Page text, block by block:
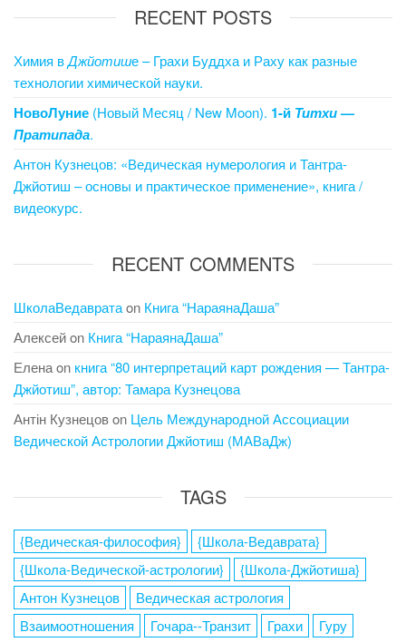
RECENT POSTS
Химия вДжйотише – Грахи Буддха и Раху как разные
технологии химической науки.
НовоЛуние (Новый Месяц / New Moon). 1-й Титхи—
Пратипада.
Антон Кузнецов: «Ведическая нумерология и Тантра-
Джйотиш – основы и практическое применение», книга /
видеокурс.
RECENT COMMENTS
ШколаВедавратаon Книга “НараянаДаша”
Алексейon Книга “НараянаДаша”
Еленаon книга “80 интерпретаций карт рождения — Тантра-
Джйотиш”, автор: Тамара Кузнецова
Антін Кузнецовon Цель Международной Ассоциации
Ведической Астрологии Джйотиш (МАВаДж)
TAGS
{Ведическая-философия}
{Школа-Ведаврата}
{Школа-Ведической-астрологии}
{Школа-Джйотиша}
Антон Кузнецов
Ведическая астрология
Взаимоотношения
Гочара--Транзит Грахи
Гуру